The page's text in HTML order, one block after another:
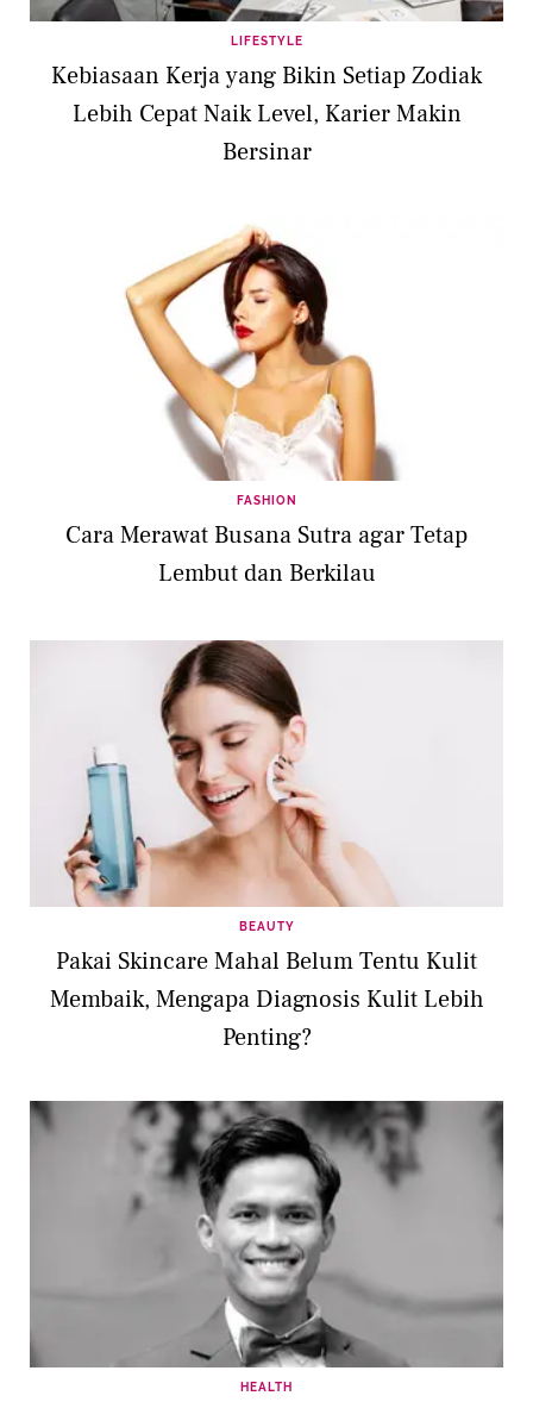
LIFESTYLE
Kebiasaan Kerja yang Bikin Setiap Zodiak
Lebih Cepat Naik Level, Karier Makin
Bersinar
FASHION
Cara Merawat Busana Sutra agar Tetap
Lembut dan Berkilau
BEAUTY
Pakai Skincare Mahal Belum Tentu Kulit
Membaik, Mengapa Diagnosis Kulit Lebih
Penting?
HEALTH